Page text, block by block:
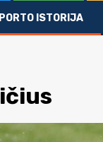
ISTORIJA